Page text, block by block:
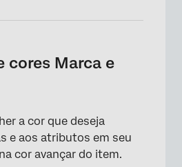
cores Marca e
a cor que deseja
e aos atributos em seu
cor avançar do item.